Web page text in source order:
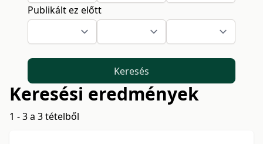
Publikált ez előtt
Keresés
Keresési eredmények
1 - 3 a 3 tételből